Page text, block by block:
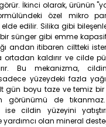
İkinci olarak, ürünün
özel mikro
edilir. Silika gibi
sünger gibi emme
andan itibaren ciltteki
kaldırır ve cilde
Bu mekanizma,
yüzeydeki fazla
gün boyu taze ve temiz
görünümü de
ise cildin yüzeyini
yardımcı olan mineral